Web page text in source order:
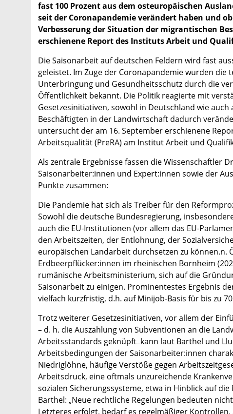
fast 100 Prozent aus dem osteuropäischen
seit der Coronapandemie verändert haben und
Verbesserung der Situation der migrantischen
erschienene Report des Instituts Arbeit und
Die Saisonarbeit auf deutschen Feldern wird fast
geleistet. Im Zuge der Coronapandemie wurden
Unterbringung und Gesundheitsschutz durch die
Öffentlichkeit bekannt. Die Politik reagierte mit
Gesetzesinitiativen, sowohl in Deutschland wie
Beschäftigten in der Landwirtschaft dadurch
untersucht der am 16. September erschienene
Arbeitsqualität (PreRA) am Institut Arbeit und
Als zentrale Ergebnisse fassen die Wissenschaftler
Saisonarbeiter:innen und Expert:innen sowie der
Punkte zusammen:
Die Pandemie hat sich als Treiber für den
Sowohl die deutsche Bundesregierung,
auch die EU-Institutionen (vor allem das EU-
den Arbeitszeiten, der Entlohnung, der
europäischen Landarbeit durchsetzen zu können.n.
Erdbeerpflücker:innen im rheinischen Bornheim
rumänische Arbeitsministerium, sich auf die
Saisonarbeit zu einigen. Prominentestes Ergebnis
vielfach kurzfristig, d.h. auf Minijob-Basis für bis zu
Trotz weiterer Gesetzesinitiativen, vor allem der
– d. h. die Auszahlung von Subventionen an die
Arbeitsstandards geknüpft ̶ kann laut Barthel und
Arbeitsbedingungen der Saisonarbeiter:innen
Niedriglöhne, häufige Verstöße gegen
Arbeitsdruck, eine oftmals unzureichende
sozialen Sicherungssysteme, etwa in Hinblick auf
Barthel: „Neue rechtliche Regelungen bedeuten
Letzteres erfolgt, bedarf es regelmäßiger